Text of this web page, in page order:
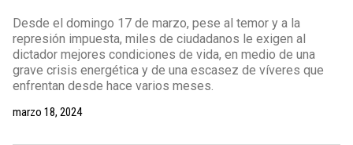
Desde el domingo 17 de marzo, pese al temor y a la
represión impuesta, miles de ciudadanos le exigen al
dictador mejores condiciones de vida, en medio de una
grave crisis energética y de una escasez de víveres que
enfrentan desde hace varios meses.
marzo 18, 2024